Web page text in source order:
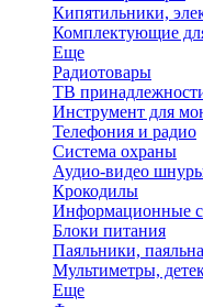
Кипятильники,
Комплектующие
Еще
Радиотовары
ТВ
Инструмент для
Телефония и радио
Система охраны
Аудио-видео
Крокодилы
Информационные
Блоки питания
Паяльники,
Мультиметры,
Еще